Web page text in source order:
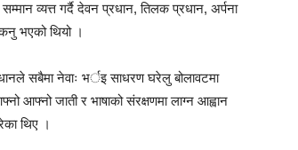
व्यत्त गर्दै देवन प्रधान, तिलक प्रधान, अर्पना
भएको थियो ।
सबैमा नेवाः भर्इ साधरण घरेलु बोलावटमा
आफ्नो जाती र भाषाको संरक्षणमा लाग्न आह्वान
थिए ।